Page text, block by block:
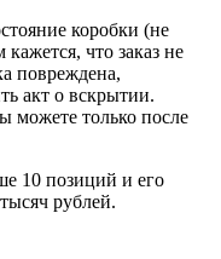
коробки (не
что заказ не
повреждена,
акт о вскрытии.
можете только после
10 позиций и его
рублей.